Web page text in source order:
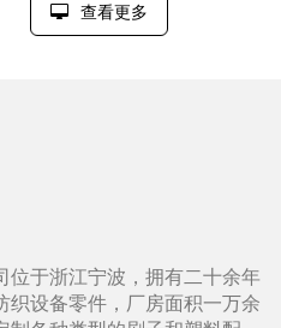
查看更多
位于浙江宁波，拥有二十余年
织设备零件，厂房面积一万余